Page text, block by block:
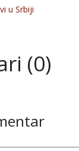
u Srbiji
(0)